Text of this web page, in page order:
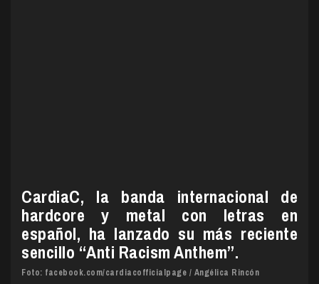
CardiaC, la banda internacional de
hardcore y metal con letras en
español, ha lanzado su más reciente
sencillo “Anti Racism Anthem”.
Foto: facebook.com/cardiacofficialpage / Angélica Rincón